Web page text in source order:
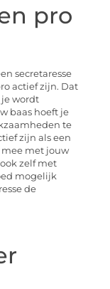
pro
secretaresse
actief zijn. Dat
je wordt
baas hoeft je
te
zijn als een
met jouw
zelf met
mogelijk
de